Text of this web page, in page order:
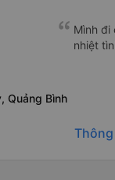
Quảng Bình
Mình đi
nhiệt